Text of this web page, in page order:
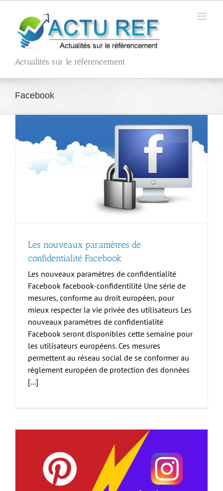
contenu
Actualités sur le référencement
Facebook
Les nouveaux paramètres de
confidentialité Facebook
Les nouveaux paramètres de confidentialité
Facebook facebook-confidentilité Une série de
mesures, conforme au droit européen, pour
mieux respecter la vie privée des utilisateurs Les
nouveaux paramètres de confidentialité
Facebook seront disponibles cette semaine pour
les utilisateurs européens. Ces mesures
permettent au réseau social de se conformer au
règlement européen de protection des données
[...]